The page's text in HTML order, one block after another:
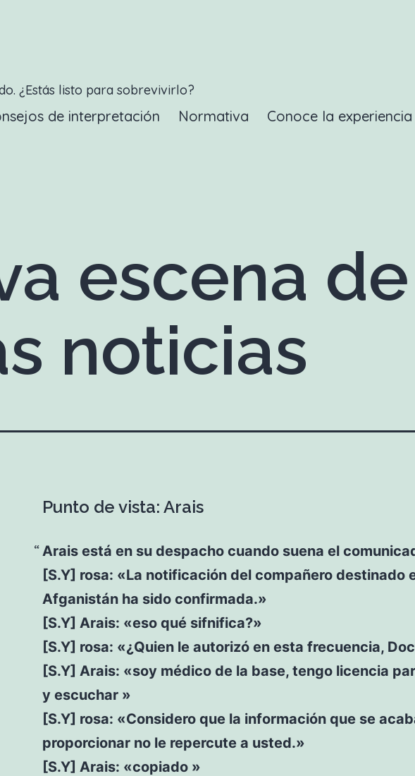
¿Estás listo para sobrevivirlo?
de interpretación Normativa Conoce la
escena
noticias
Punto de vista: Arais
Arais está en su despacho cuando suena el
[S.Y] rosa: «La notificación del compañero destinado
Afganistán ha sido confirmada.»
[S.Y] Arais: «eso qué sifnifica?»
[S.Y] rosa: «¿Quien le autorizó en esta frecuencia,
[S.Y] Arais: «soy médico de la base, tengo licencia
y escuchar »
[S.Y] rosa: «Considero que la información que se
proporcionar no le repercute a usted.»
[S.Y] Arais: «copiado »